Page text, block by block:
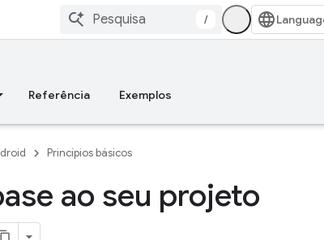
/
Referência Exemplos
Princípios básicos
ao seu projeto